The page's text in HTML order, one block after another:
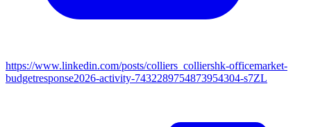
https://www.linkedin.com/posts/colliers_colliershk-officemarket-
budgetresponse2026-activity-7432289754873954304-s7ZL